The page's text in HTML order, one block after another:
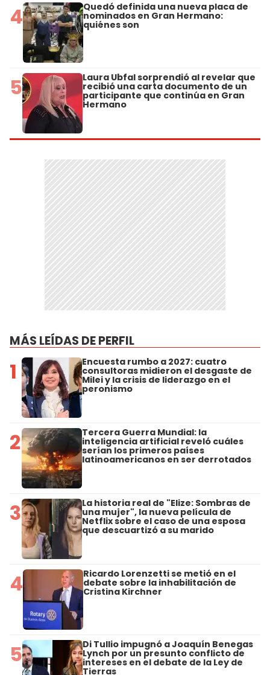
4 Quedó definida una nueva placa de
nominados en Gran Hermano:
quiénes son
5 Laura Ubfal sorprendió al revelar que
recibió una carta documento de un
participante que continúa en Gran
Hermano
MÁS LEÍDAS DE PERFIL
1 Encuesta rumbo a 2027: cuatro
consultoras midieron el desgaste de
Milei y la crisis de liderazgo en el
peronismo
2 Tercera Guerra Mundial: la
inteligencia artificial reveló cuáles
serían los primeros países
latinoamericanos en ser derrotados
3 La historia real de "Elize: Sombras de
una mujer", la nueva película de
Netflix sobre el caso de una esposa
que descuartizó a su marido
4 Ricardo Lorenzetti se metió en el
debate sobre la inhabilitación de
Cristina Kirchner
5 Di Tullio impugnó a Joaquín Benegas
Lynch por un presunto conflicto de
intereses en el debate de la Ley de
Tierras